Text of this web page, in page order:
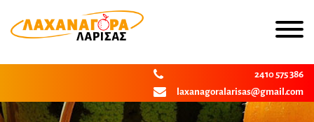
2410 575 386
laxanagoralarisas@gmail.com